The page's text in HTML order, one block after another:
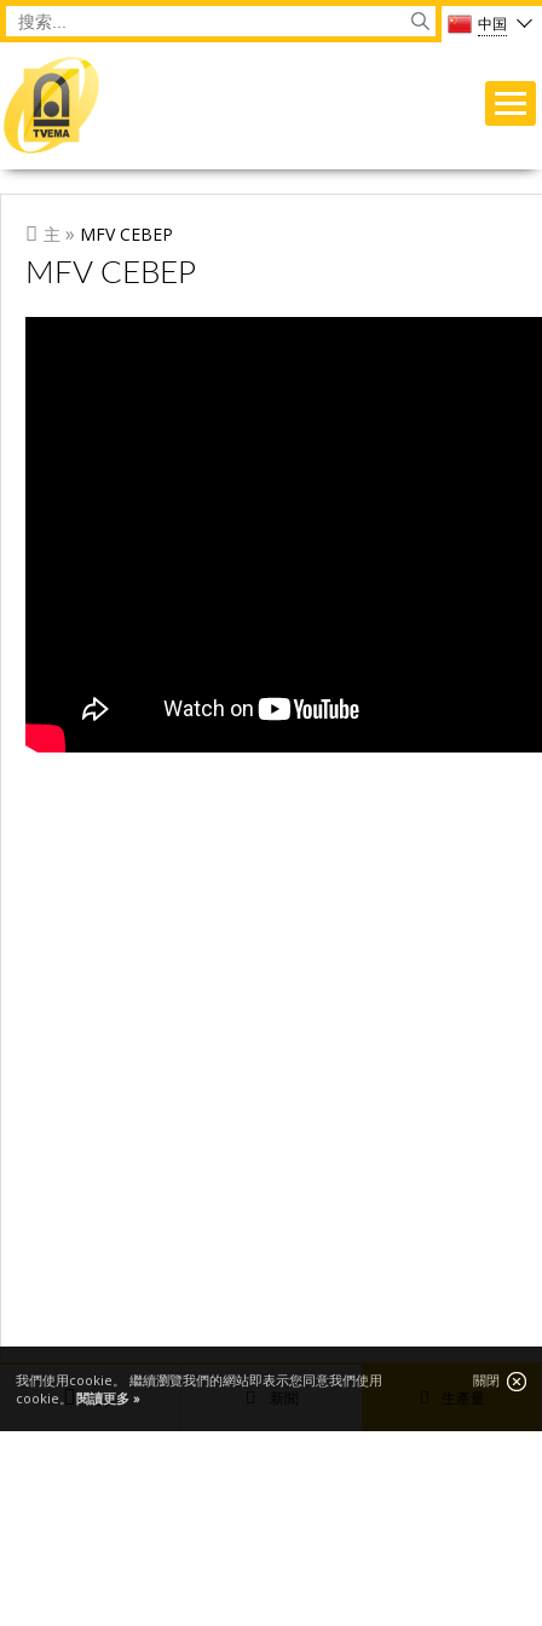
Перейти к основному содержанию
中国
Форма поиска
Main menu
ВЫ ЗДЕСЬ
主 » MFV СЕВЕР
MFV СЕВЕР
我們使用cookie。 繼續瀏覽我們的網站即表示您同意我們使用
cookie。閱讀更多 »
關閉
主要 生產量